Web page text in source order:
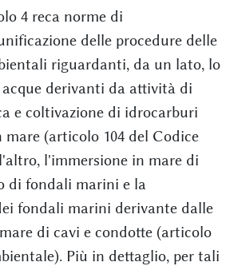
4 reca norme di
delle procedure delle
riguardanti, da un lato, lo
derivanti da attività di
e coltivazione di idrocarburi
(articolo 104 del Codice
l'immersione in mare di
di fondali marini e la
fondali marini derivante dalle
di cavi e condotte (articolo
Più in dettaglio, per tali